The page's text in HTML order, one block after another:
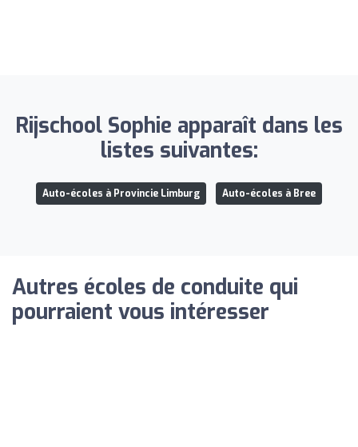
Rijschool Sophie apparaît dans les
listes suivantes:
Auto-écoles à Provincie Limburg Auto-écoles à Bree
Autres écoles de conduite qui
pourraient vous intéresser